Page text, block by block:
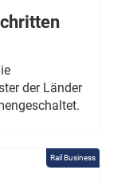
der Länder
Rail Business